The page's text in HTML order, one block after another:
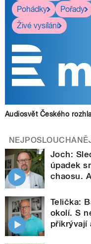
Pohádky
Pořady
Živé vysílání
Audiosvět Českého
Joch:
úpadek
chaosu.
Telička:
okolí. S
přikrývají